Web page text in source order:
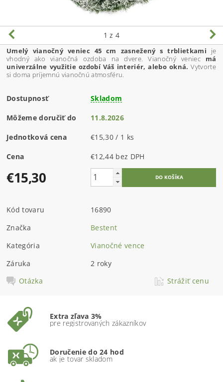
1 z 4
Umelý vianočný veniec 45 cm zasnežený s trblietkami je
vhodný ako vianočná ozdoba na dvere. Vianočný veniec má
univerzálne využitie ozdobí Váš interiér, alebo okná.Vytvorte
si doma príjemnú vianočnú atmosféru.
Dostupnosť Skladom
Môžeme doručiť do 11.8.2026
Jednotková cena €15,30 / 1 ks
Cena €12,44 bez DPH
€15,30
Kód tovaru
16890
Značka
Bestent
Kategória
Vianočné vence
Záruka
2 roky
Otázka
Strážiť cenu
Extra zľava 3%
pre registrovaných zákazníkov
Doručenie do 24 hod
ak je tovar skladom